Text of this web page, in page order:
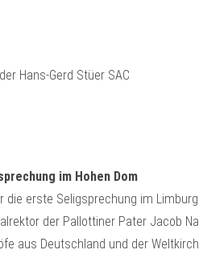
im Hohen Dom
die erste Seligsprechung im
der Pallottiner Pater Jacob
aus Deutschland und der